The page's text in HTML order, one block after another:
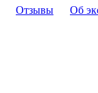
Отзывы Об